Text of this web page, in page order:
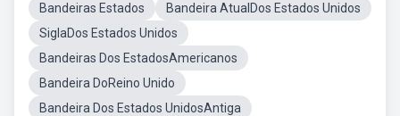
Bandeiras Estados
Bandeira AtualDos Estados Unidos
SiglaDos Estados Unidos
Bandeiras Dos EstadosAmericanos
Bandeira DoReino Unido
Bandeira Dos Estados UnidosAntiga